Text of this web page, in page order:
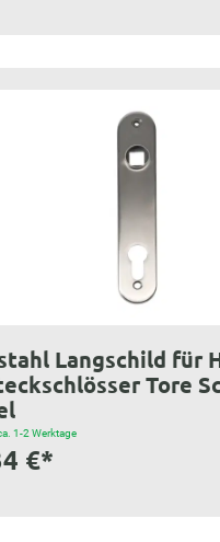
Langschild für
Tore
1-2 Werktage
€*